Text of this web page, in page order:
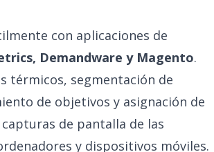
con aplicaciones de
Demandware y Magento.
térmicos, segmentación de
de objetivos y asignación de
de pantalla de las
y dispositivos móviles.